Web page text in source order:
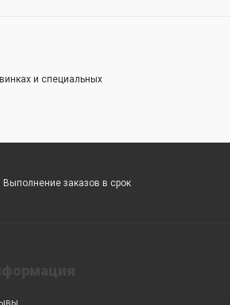
и специальных
Выполнение заказов в срок